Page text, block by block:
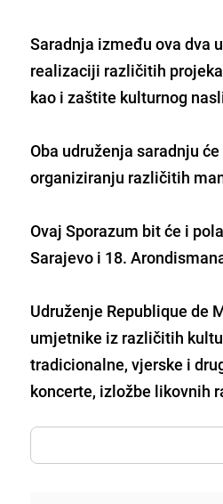
Saradnja između ova dva
realizaciji različitih
kao i zaštite kulturnog
Oba udruženja saradnju
organiziranju različitih
Ovaj Sporazum bit će i
Sarajevo i 18.
Udruženje Republique de
umjetnike iz različitih
tradicionalne, vjerske i
koncerte, izložbe likovnih